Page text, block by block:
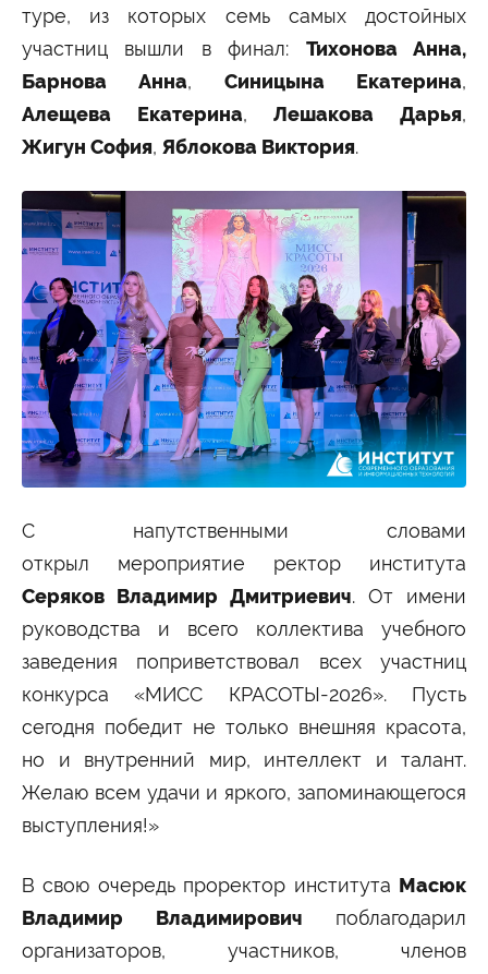
Министерство науки и высшего образования
Российской Федерации
Министерство просвещения Российской
Федерации
Сведения об образовательной организации
туре, из которых семь самых достойных
участниц вышли в финал: Тихонова Анна,
Барнова Анна, Синицына Екатерина,
Алещева Екатерина,Лешакова Дарья,
Жигун София, Яблокова Виктория.
С напутственными словами
открыл мероприятие ректор института
Серяков Владимир Дмитриевич. От имени
руководства и всего коллектива учебного
заведения поприветствовал всех участниц
конкурса «МИСС КРАСОТЫ-2026». Пусть
сегодня победит не только внешняя красота,
но и внутренний мир, интеллект и талант.
Желаю всем удачи и яркого, запоминающегося
выступления!»
В свою очередь проректор института Масюк
Владимир Владимирович поблагодарил
организаторов, участников, членов